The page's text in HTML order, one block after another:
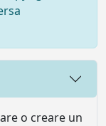
o creare un